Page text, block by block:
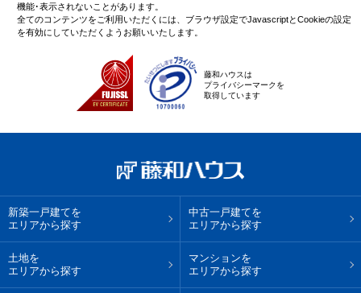
機能･表示されないことがあります。
全てのコンテンツをご利用いただくには、ブラウザ設定でJavascriptとCookieの設定
を有効にしていただくようお願いいたします。
藤和ハウスは
プライバシーマークを
取得しています
新築一戸建てを
エリアから探す
中古一戸建てを
エリアから探す
土地を
エリアから探す
マンションを
エリアから探す